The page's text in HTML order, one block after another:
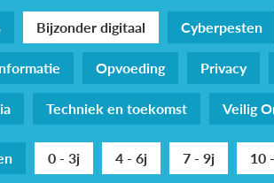
Bijzonder digitaal Cyberpesten
Opvoeding Privacy
Techniek en toekomst Veilig
0 - 3j 4 - 6j 7 - 9j 10